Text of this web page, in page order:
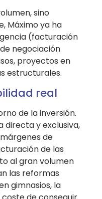
sino
Máximo ya ha
(facturación
negociación
, proyectos en
estructurales.
real
de la inversión.
directa y exclusiva,
de
de las
al gran volumen
las reformas
gimnasios, la